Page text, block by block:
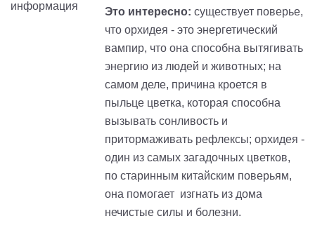
Это интересно: существует поверье,
что орхидея - это энергетический
вампир, что она способна вытягивать
энергию из людей и животных; на
самом деле, причина кроется в
пыльце цветка, которая способна
вызывать сонливость и
притормаживать рефлексы; орхидея -
один из самых загадочных цветков,
по старинным китайским поверьям,
она помогает изгнать из дома
нечистые силы и болезни.